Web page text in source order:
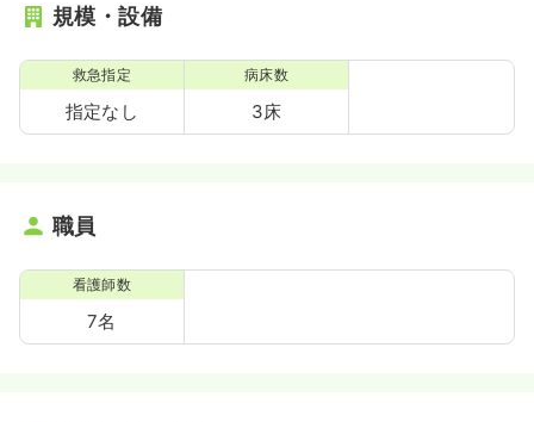
規模・設備
救急指定
指定なし
病床数
3床
職員
看護師数
7名